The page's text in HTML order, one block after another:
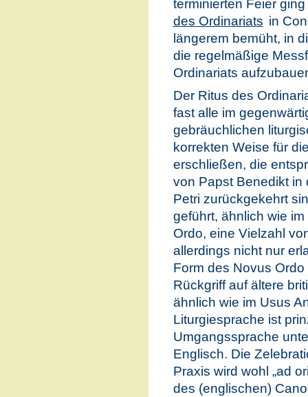
terminierten Feier
des Ordinariats in
längerem bemüht, in
die regelmäßige
Ordinariats
Der Ritus des
fast alle im
gebräuchlichen
korrekten Weise für
erschließen, die
von Papst Benedikt in
Petri zurückgekehrt
geführt, ähnlich wie
Ordo, eine Vielzahl
allerdings nicht nur
Form des Novus
Rückgriff auf ältere
ähnlich wie im Usus
Liturgiesprache ist
Umgangssprache
Englisch. Die
Praxis wird wohl „ad
des (englischen)